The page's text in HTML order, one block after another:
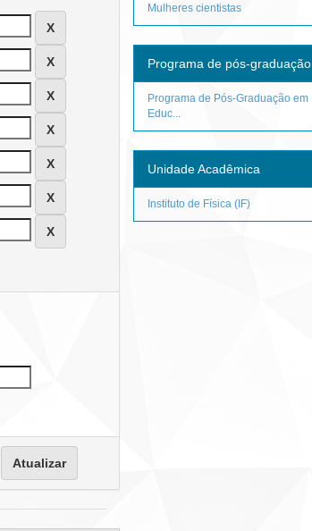
Mulheres cientistas
Programa de pós-graduação
Programa de Pós-Graduação em
Educ...
Unidade Acadêmica
Instituto de Física (IF)